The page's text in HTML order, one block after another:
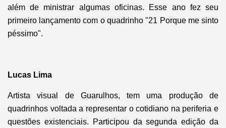
além de ministrar algumas oficinas. Esse ano fez seu
primeiro lançamento com o quadrinho "21 Porque me sinto
péssimo".
Lucas Lima
Artista visual de Guarulhos, tem uma produção de
quadrinhos voltada a representar o cotidiano na periferia e
questões existenciais. Participou da segunda edição da